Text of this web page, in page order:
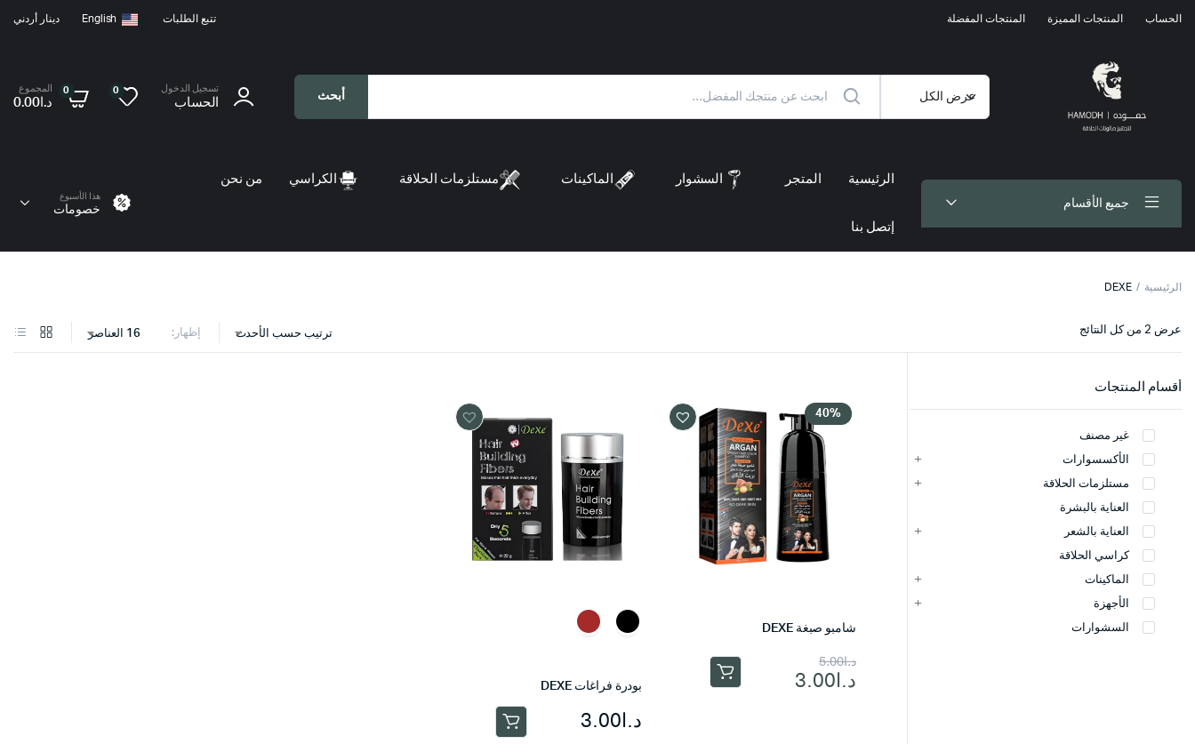
الحساب المنتجات المميزة المنتجات المفضلة تتبع الطلبات English دينار أردني
أبحث
تسجيل الدخول
الحساب
0
0 المجموع
د.ا0.00
جميع الأقسام
الرئيسية المتجر السشوار الماكينات مستلزمات الحلاقة الكراسي من نحن
إتصل بنا
هذا الأسبوع
خصومات
الرئيسية DEXE
ترتيب حسب الأحدث إظهار: 16 العناصر عرض ⁦2⁩ من كل النتائج
40%
شامبو صبغة DEXE
د.ا5.00
السعر
الأصلي
د.ا3.00
السعر
الحالي
بودرة فراغات DEXE
د.ا3.00هناك
أقسام المنتجات
غير مصنف
الأكسسوارات
مستلزمات الحلاقة
العناية بالبشرة
العناية بالشعر
كراسي الحلاقة
الماكينات
الأجهزة
السشوارات